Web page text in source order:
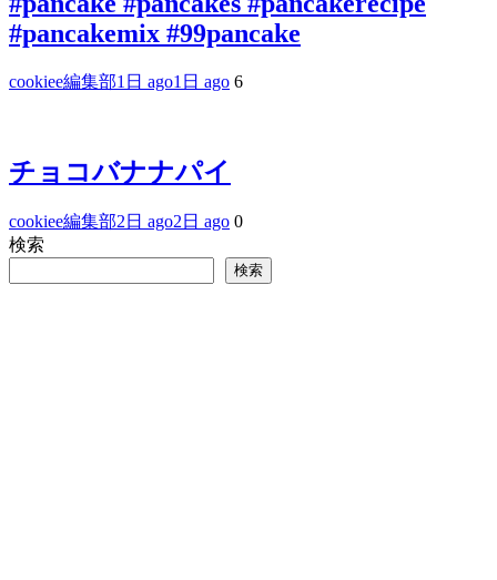
#pancakemix #99pancake
cookiee編集部1日 ago1日 ago 6
チョコバナナパイ
cookiee編集部2日 ago2日 ago 0
検索
検索